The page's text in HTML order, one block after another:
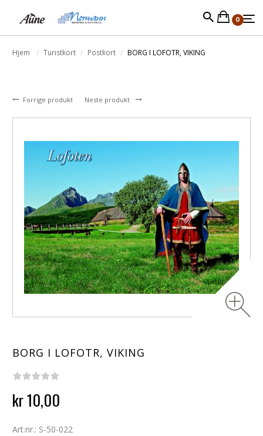
0
Hjem Turistkort Postkort BORG I LOFOTR, VIKING
Forrige produkt Neste produkt
BORG I LOFOTR, VIKING
kr 10,00
Art.nr.: S-50-022